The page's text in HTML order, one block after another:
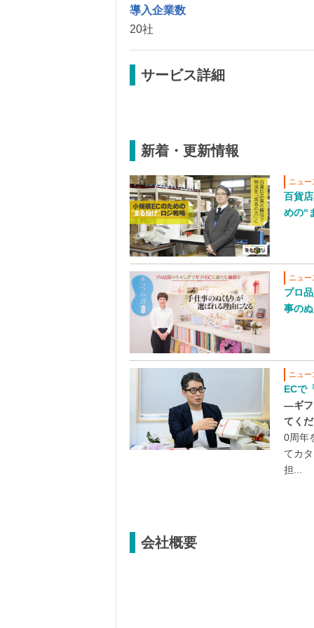
導入企業数
20社
サービス詳細
新着・更新情報
ニュー
百貨
めの“
ニュー
プロ
事の
ニュー
ECで
―ギフ
てく
0周年
てカ
担...
会社概要